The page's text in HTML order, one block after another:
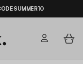
SUMMER10